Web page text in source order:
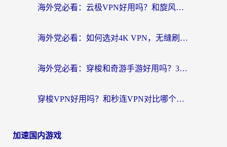
海外党必看：云极VPN好用吗？和旋风VPN对比哪个回国效果更好？附真实体验+选择攻略
海外党必看：如何选对4K VPN，无缝刷国内剧听网易云？
海外党必看：穿梭和奇游手游好用吗？3步选对回国加速器，流畅看CCTV5海外直播
穿梭VPN好用吗？和秒连VPN对比哪个回国效果更好？海外党亲测实用指南
加速国内游戏